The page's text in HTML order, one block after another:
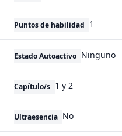
Puntos de habilidad 1
Estado Autoactivo Ninguno
Capítulo/s 1 y 2
Ultraesencia No